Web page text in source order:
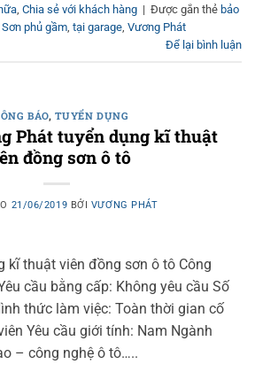
, Chia sẻ với khách hàng | Được gắn thẻ bảo
Sơn phủ gầm, tại garage, Vương Phát
Để lại bình luận
BÁO, TUYỂN DỤNG
Phát tuyển dụng kĩ thuật
đồng sơn ô tô
21/06/2019 BỞI VƯƠNG PHÁT
kĩ thuật viên đồng sơn ô tô Công
cầu bằng cấp: Không yêu cầu Số
thức làm việc: Toàn thời gian cố
Yêu cầu giới tính: Nam Ngành
– công nghệ ô tô…..